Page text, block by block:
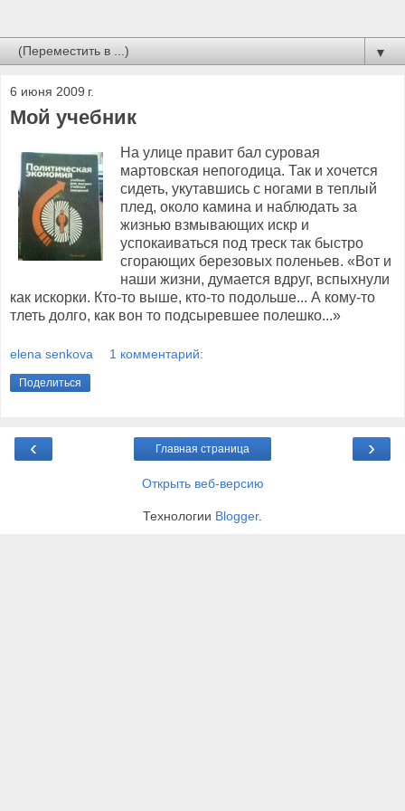
▼
6 июня 2009 г.
Мой учебник
На улице правит бал суровая
мартовская непогодица. Так и хочется
сидеть, укутавшись с ногами в теплый
плед, около камина и наблюдать за
жизнью взмывающих искр и
успокаиваться под треск так быстро
сгорающих березовых поленьев. «Вот и
наши жизни, думается вдруг, вспыхнули
как искорки. Кто-то выше, кто-то подольше... А кому-то
тлеть долго, как вон то подсыревшее полешко...»
elena senkova 1 комментарий:
Поделиться
‹ ›
Главная страница
Открыть веб-версию
Технологии Blogger.